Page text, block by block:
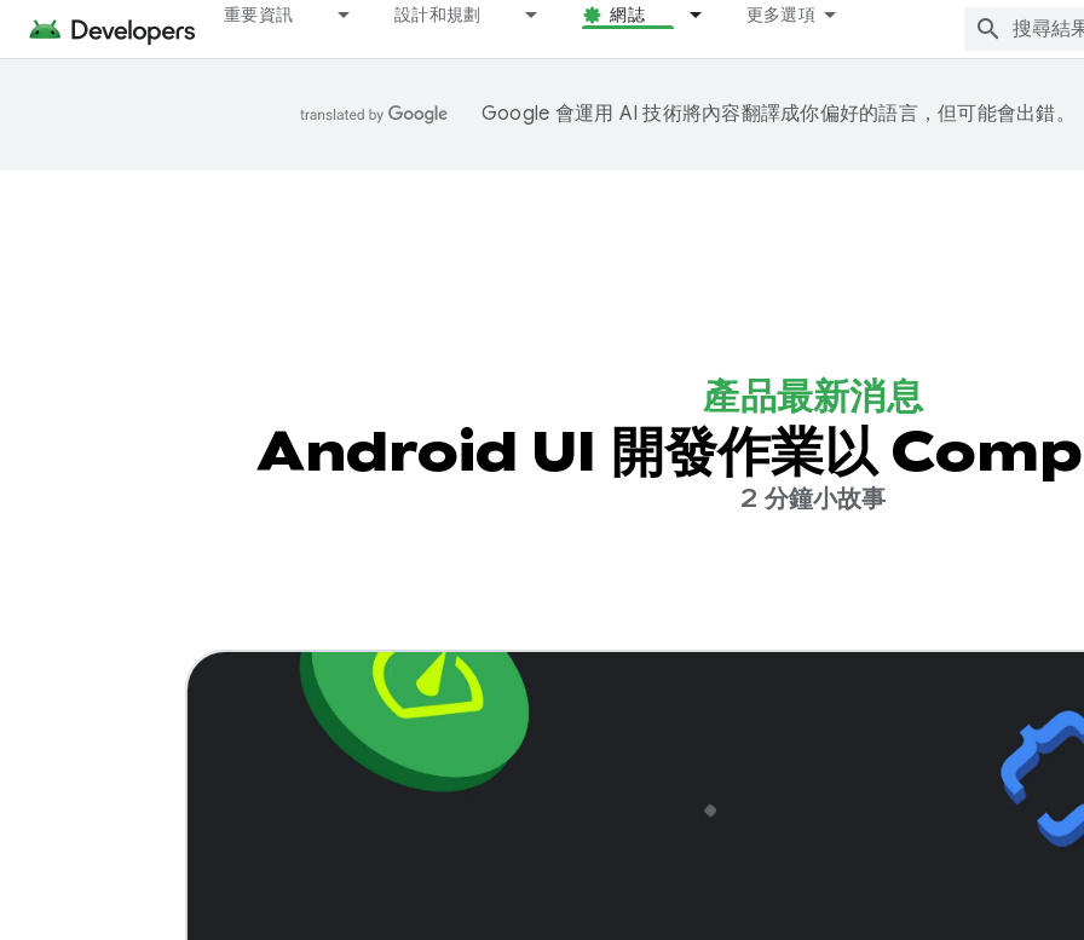
重要資訊 設計和規劃 網誌 更多選項
Google 會運用 AI 技術將內容翻譯成你偏好的語言，但可能會出錯。
產品最新消息
Android UI 開發作業以
2 分鐘小故事